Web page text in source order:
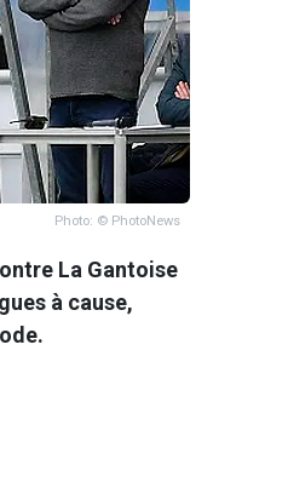
Photo: © PhotoNews
La Gantoise
à cause,